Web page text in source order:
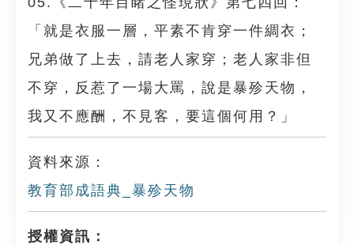
「就是衣服一層，平素不肯穿一件綢衣；
兄弟做了上去，請老人家穿；老人家非但
不穿，反惹了一場大罵，說是暴殄天物，
我又不應酬，不見客，要這個何用？」
資料來源：
教育部成語典_暴殄天物
授權資訊：